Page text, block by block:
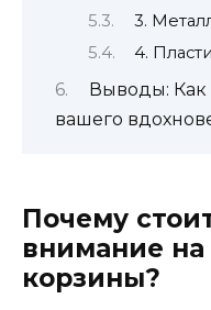
3.
4.
Выводы: Как
вашего
Почему
внимание
корзины?